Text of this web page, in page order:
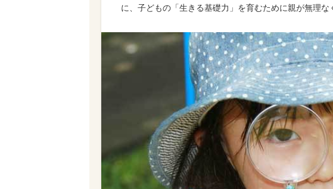
に、子どもの「生きる基礎力」を育むために親が無理な